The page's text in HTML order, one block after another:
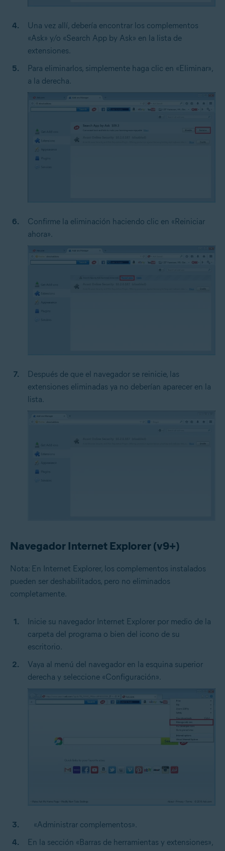
Una vez allí, debería encontrar los complementos
«Ask» y/o «Search App by Ask» en la lista de
extensiones.
Para eliminarlos, simplemente haga clic en «Eliminar»,
a la derecha.
Confirme la eliminación haciendo clic en «Reiniciar
ahora».
Después de que el navegador se reinicie, las
extensiones eliminadas ya no deberían aparecer en la
lista.
Navegador Internet Explorer (v9+)
Nota: En Internet Explorer, los complementos instalados
pueden ser deshabilitados, pero no eliminados
completamente.
Inicie su navegador Internet Explorer por medio de la
carpeta del programa o bien del icono de su
escritorio.
Vaya al menú del navegador en la esquina superior
derecha y seleccione «Configuración».
«Administrar complementos».
En la sección «Barras de herramientas y extensiones»,